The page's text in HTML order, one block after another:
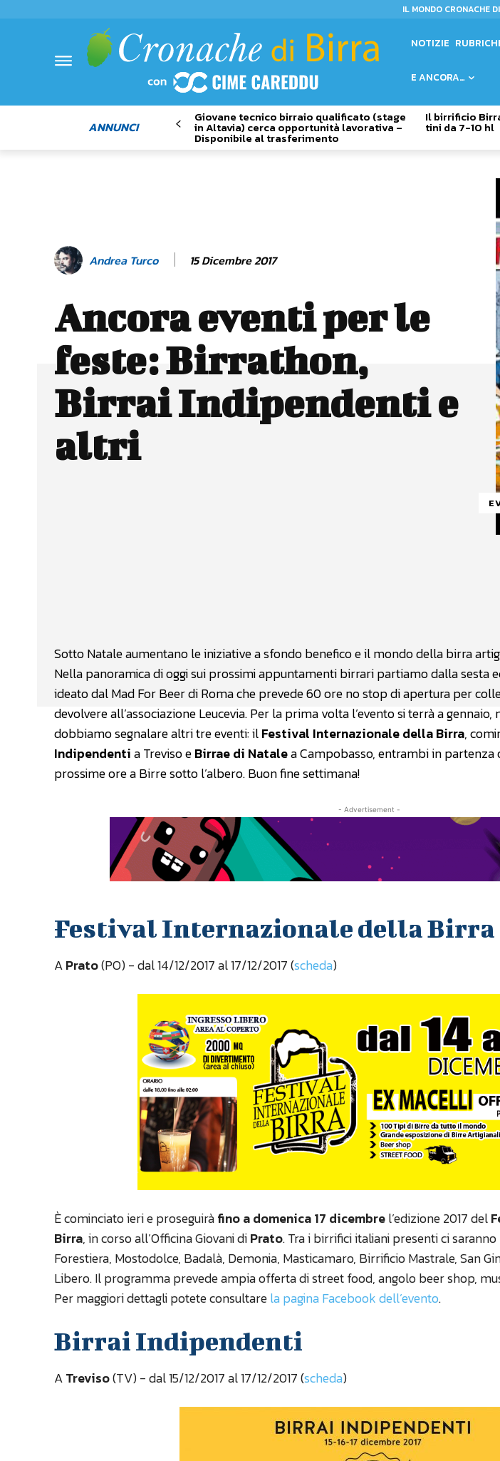
IL MONDO CRONACHE
NOTIZIE
E ANCORA…
ANNUNCI
Giovane tecnico birraio qualificato (stage
in Altavia) cerca opportunità lavorativa –
Disponibile al trasferimento
Il birrificio
tini da 7-10 hl
Andrea Turco 15 Dicembre 2017
Ancora eventi per le
feste: Birrathon,
Birrai Indipendenti e
altri
Sotto Natale aumentano le iniziative a sfondo benefico e il mondo della birra
Nella panoramica di oggi sui prossimi appuntamenti birrari partiamo dalla sesta
ideato dal Mad For Beer di Roma che prevede 60 ore no stop di apertura per
devolvere all’associazione Leucevia. Per la prima volta l’evento si terrà a
dobbiamo segnalare altri tre eventi: ilFestival Internazionale della Birra,
Indipendentia Treviso eBirrae di Natalea Campobasso, entrambi in partenza
prossime ore a Birre sotto l’albero. Buon fine settimana!
- Advertisement -
Festival Internazionale della Birra
APrato(PO) - dal 14/12/2017 al 17/12/2017 (scheda)
È cominciato ieri e proseguiràfino a domenica 17 dicembrel’edizione 2017 del
Birra, in corso all’Officina Giovani diPrato. Tra i birrifici italiani presenti ci saranno
Forestiera, Mostodolce, Badalà, Demonia, Masticamaro, Birrificio Mastrale, San
Libero. Il programma prevede ampia offerta di street food, angolo beer shop,
Per maggiori dettagli potete consultarela pagina Facebook dell’evento.
Birrai Indipendenti
ATreviso(TV) - dal 15/12/2017 al 17/12/2017 (scheda)